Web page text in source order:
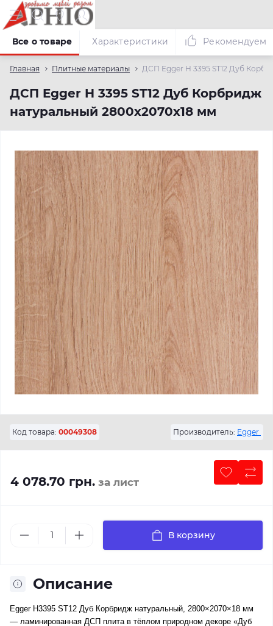
Главная Плитные материалы ДСП Egger H 3395 ST12 Дуб
ДСП Egger H 3395 ST12 Дуб Корбридж
натуральный 2800х2070х18 мм
Все о товаре Характеристики Рекомендуем
Код товара: 00049308 Производитель: Egger
4 078.70 грн. за лист
В корзину
Описание
Egger H3395 ST12 Дуб Корбридж натуральный, 2800×2070×18 мм
— ламинированная ДСП плита в тёплом природном декоре «Дуб